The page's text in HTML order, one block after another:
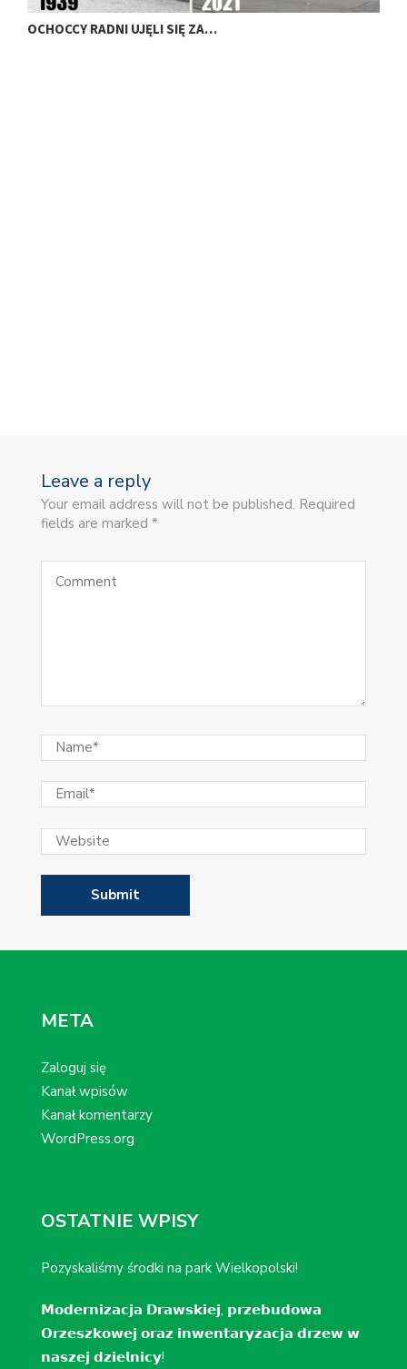
OCHOCCY RADNI UJĘLI SIĘ ZA…
Leave a reply
Your email address will not be published. Required
fields are marked *
META
Zaloguj się
Kanał wpisów
Kanał komentarzy
WordPress.org
OSTATNIE WPISY
Pozyskaliśmy środki na park Wielkopolski!
𝗠𝗼𝗱𝗲𝗿𝗻𝗶𝘇𝗮𝗰𝗷𝗮 𝗗𝗿𝗮𝘄𝘀𝗸𝗶𝗲𝗷, 𝗽𝗿𝘇𝗲𝗯𝘂𝗱𝗼𝘄𝗮
𝗢𝗿𝘇𝗲𝘀𝘇𝗸𝗼𝘄𝗲𝗷 𝗼𝗿𝗮𝘇 𝗶𝗻𝘄𝗲𝗻𝘁𝗮𝗿𝘆𝘇𝗮𝗰𝗷𝗮 𝗱𝗿𝘇𝗲𝘄 𝘄
𝗻𝗮𝘀𝘇𝗲𝗷 𝗱𝘇𝗶𝗲𝗹𝗻𝗶𝗰𝘆!